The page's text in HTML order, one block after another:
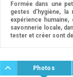
Formée dans une
gestes d’hygiène,
expérience
savonnerie locale,
tester et créer sont
Photos